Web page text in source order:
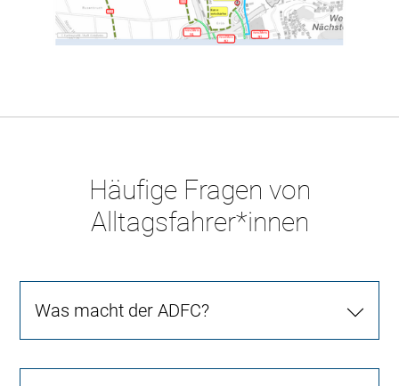
Häufige Fragen von
Alltagsfahrer*innen
Was macht der ADFC?